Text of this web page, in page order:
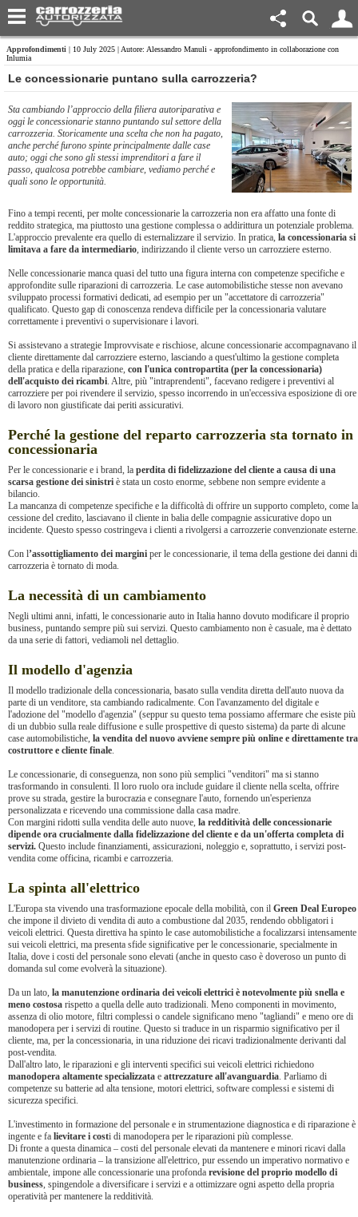
Approfondimenti | 10 July 2025 | Autore: Alessandro Manuli - approfondimento in collaborazione con
Inlumia
Le concessionarie puntano sulla carrozzeria?
Sta cambiando l’approccio della filiera autoriparativa e
oggi le concessionarie stanno puntando sul settore della
carrozzeria. Storicamente una scelta che non ha pagato,
anche perché furono spinte principalmente dalle case
auto; oggi che sono gli stessi imprenditori a fare il
passo, qualcosa potrebbe cambiare, vediamo perché e
quali sono le opportunità.
Fino a tempi recenti, per molte concessionarie la carrozzeria non era affatto una fonte di
reddito strategica, ma piuttosto una gestione complessa o addirittura un potenziale problema.
L'approccio prevalente era quello di esternalizzare il servizio. In pratica, la concessionaria si
limitava a fare da intermediario, indirizzando il cliente verso un carrozziere esterno.
Nelle concessionarie manca quasi del tutto una figura interna con competenze specifiche e
approfondite sulle riparazioni di carrozzeria. Le case automobilistiche stesse non avevano
sviluppato processi formativi dedicati, ad esempio per un "accettatore di carrozzeria"
qualificato. Questo gap di conoscenza rendeva difficile per la concessionaria valutare
correttamente i preventivi o supervisionare i lavori.
Si assistevano a strategie Improvvisate e rischiose, alcune concessionarie accompagnavano il
cliente direttamente dal carrozziere esterno, lasciando a quest'ultimo la gestione completa
della pratica e della riparazione, con l'unica contropartita (per la concessionaria)
dell'acquisto dei ricambi. Altre, più "intraprendenti", facevano redigere i preventivi al
carrozziere per poi rivendere il servizio, spesso incorrendo in un'eccessiva esposizione di ore
di lavoro non giustificate dai periti assicurativi.
Perché la gestione del reparto carrozzeria sta tornato in
concessionaria
Per le concessionarie e i brand, la perdita di fidelizzazione del cliente a causa di una
scarsa gestione dei sinistri è stata un costo enorme, sebbene non sempre evidente a
bilancio.
La mancanza di competenze specifiche e la difficoltà di offrire un supporto completo, come la
cessione del credito, lasciavano il cliente in balia delle compagnie assicurative dopo un
incidente. Questo spesso costringeva i clienti a rivolgersi a carrozzerie convenzionate esterne.
Con l’assottigliamento dei margini per le concessionarie, il tema della gestione dei danni di
carrozzeria è tornato di moda.
La necessità di un cambiamento
Negli ultimi anni, infatti, le concessionarie auto in Italia hanno dovuto modificare il proprio
business, puntando sempre più sui servizi. Questo cambiamento non è casuale, ma è dettato
da una serie di fattori, vediamoli nel dettaglio.
Il modello d'agenzia
Il modello tradizionale della concessionaria, basato sulla vendita diretta dell'auto nuova da
parte di un venditore, sta cambiando radicalmente. Con l'avanzamento del digitale e
l'adozione del "modello d'agenzia" (seppur su questo tema possiamo affermare che esiste più
di un dubbio sulla reale diffusione e sulle prospettive di questo sistema) da parte di alcune
case automobilistiche, la vendita del nuovo avviene sempre più online e direttamente tra
costruttore e cliente finale.
Le concessionarie, di conseguenza, non sono più semplici "venditori" ma si stanno
trasformando in consulenti. Il loro ruolo ora include guidare il cliente nella scelta, offrire
prove su strada, gestire la burocrazia e consegnare l'auto, fornendo un'esperienza
personalizzata e ricevendo una commissione dalla casa madre.
Con margini ridotti sulla vendita delle auto nuove, la redditività delle concessionarie
dipende ora crucialmente dalla fidelizzazione del cliente e da un'offerta completa di
servizi. Questo include finanziamenti, assicurazioni, noleggio e, soprattutto, i servizi post-
vendita come officina, ricambi e carrozzeria.
La spinta all'elettrico
L'Europa sta vivendo una trasformazione epocale della mobilità, con il Green Deal Europeo
che impone il divieto di vendita di auto a combustione dal 2035, rendendo obbligatori i
veicoli elettrici. Questa direttiva ha spinto le case automobilistiche a focalizzarsi intensamente
sui veicoli elettrici, ma presenta sfide significative per le concessionarie, specialmente in
Italia, dove i costi del personale sono elevati (anche in questo caso è doveroso un punto di
domanda sul come evolverà la situazione).
Da un lato, la manutenzione ordinaria dei veicoli elettrici è notevolmente più snella e
meno costosa rispetto a quella delle auto tradizionali. Meno componenti in movimento,
assenza di olio motore, filtri complessi o candele significano meno "tagliandi" e meno ore di
manodopera per i servizi di routine. Questo si traduce in un risparmio significativo per il
cliente, ma, per la concessionaria, in una riduzione dei ricavi tradizionalmente derivanti dal
post-vendita.
Dall'altro lato, le riparazioni e gli interventi specifici sui veicoli elettrici richiedono
manodopera altamente specializzata e attrezzature all'avanguardia. Parliamo di
competenze su batterie ad alta tensione, motori elettrici, software complessi e sistemi di
sicurezza specifici.
L'investimento in formazione del personale e in strumentazione diagnostica e di riparazione è
ingente e fa lievitare i costi di manodopera per le riparazioni più complesse.
Di fronte a questa dinamica – costi del personale elevati da mantenere e minori ricavi dalla
manutenzione ordinaria – la transizione all'elettrico, pur essendo un imperativo normativo e
ambientale, impone alle concessionarie una profonda revisione del proprio modello di
business, spingendole a diversificare i servizi e a ottimizzare ogni aspetto della propria
operatività per mantenere la redditività.